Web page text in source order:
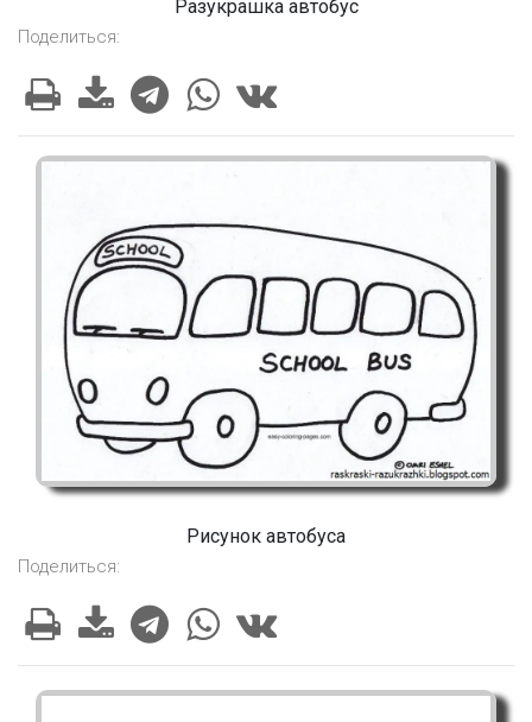
Разукрашка автобус
Поделиться:
Рисунок автобуса
Поделиться: